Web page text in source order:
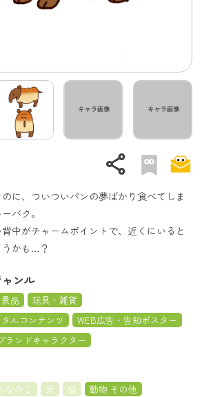
share
に、ついついパンの夢ばかり食べてしま
バク。
中がチャームポイントで、近くにいると
かも…？
ンル
品
玩具・雑貨
ルコンテンツ
WEB広告・告知ポスター
ランドキャラクター
なのこ 犬 猫
動物 その他